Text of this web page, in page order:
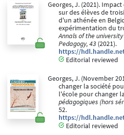
Georges, J. (2021).
sur des élèves de
d'un athénée en
expérimentation du
Annals of the
Pedagogy, 43 (2021).
https://
Editorial reviewed
Georges, J. (November
changer la société
l'école pour changer
pédagogiques (hors
52.
https://
Editorial reviewed